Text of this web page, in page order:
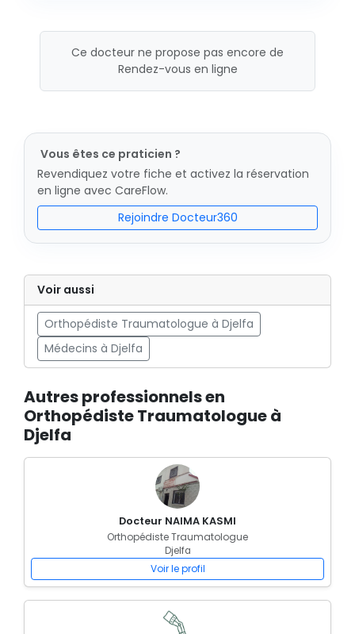
Ce docteur ne propose pas encore de
Rendez-vous en ligne
Vous êtes ce praticien ?
Revendiquez votre fiche et activez la réservation
en ligne avec CareFlow.
Rejoindre Docteur360
Voir aussi
Orthopédiste Traumatologue à Djelfa
Médecins à Djelfa
Autres professionnels en
Orthopédiste Traumatologue à
Djelfa
Docteur NAIMA KASMI
Orthopédiste Traumatologue
Djelfa
Voir le profil